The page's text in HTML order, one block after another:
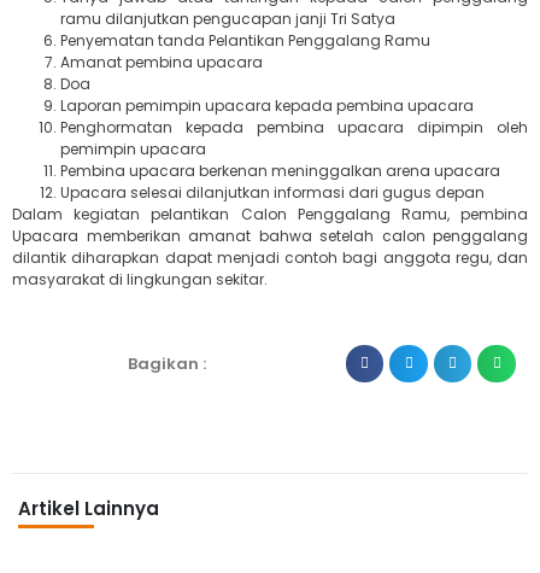
ramu dilanjutkan pengucapan janji Tri Satya
Penyematan tanda Pelantikan Penggalang Ramu
Amanat pembina upacara
Doa
Laporan pemimpin upacara kepada pembina upacara
Penghormatan kepada pembina upacara dipimpin oleh
pemimpin upacara
Pembina upacara berkenan meninggalkan arena upacara
Upacara selesai dilanjutkan informasi dari gugus depan
Dalam kegiatan pelantikan Calon Penggalang Ramu, pembina
Upacara memberikan amanat bahwa setelah calon penggalang
dilantik diharapkan dapat menjadi contoh bagi anggota regu, dan
masyarakat di lingkungan sekitar.
Bagikan :
Artikel Lainnya